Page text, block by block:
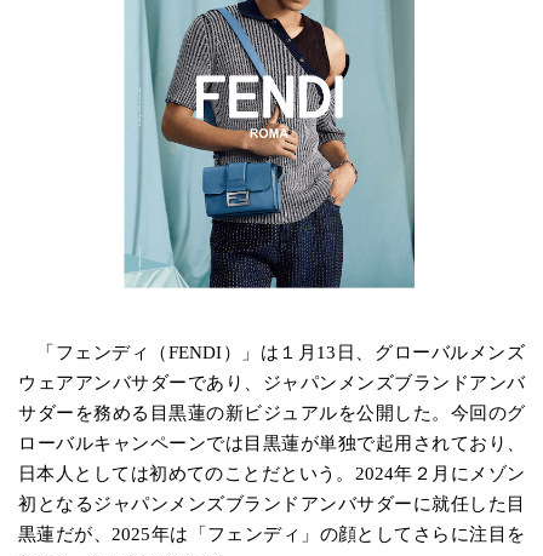
「フェンディ（FENDI）」は１月13日、グローバルメンズ
ウェアアンバサダーであり、ジャパンメンズブランドアンバ
サダーを務める目黒蓮の新ビジュアルを公開した。今回のグ
ローバルキャンペーンでは目黒蓮が単独で起用されており、
日本人としては初めてのことだという。2024年２月にメゾン
初となるジャパンメンズブランドアンバサダーに就任した目
黒蓮だが、2025年は「フェンディ」の顔としてさらに注目を